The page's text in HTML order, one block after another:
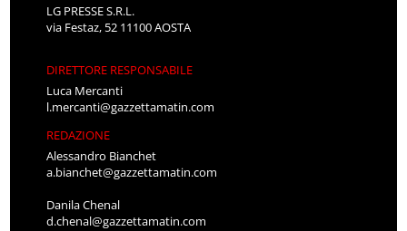
LG PRESSE S.R.L.
via Festaz, 52 11100 AOSTA
DIRETTORE RESPONSABILE
Luca Mercanti
l.mercanti@gazzettamatin.com
REDAZIONE
Alessandro Bianchet
a.bianchet@gazzettamatin.com
Danila Chenal
d.chenal@gazzettamatin.com